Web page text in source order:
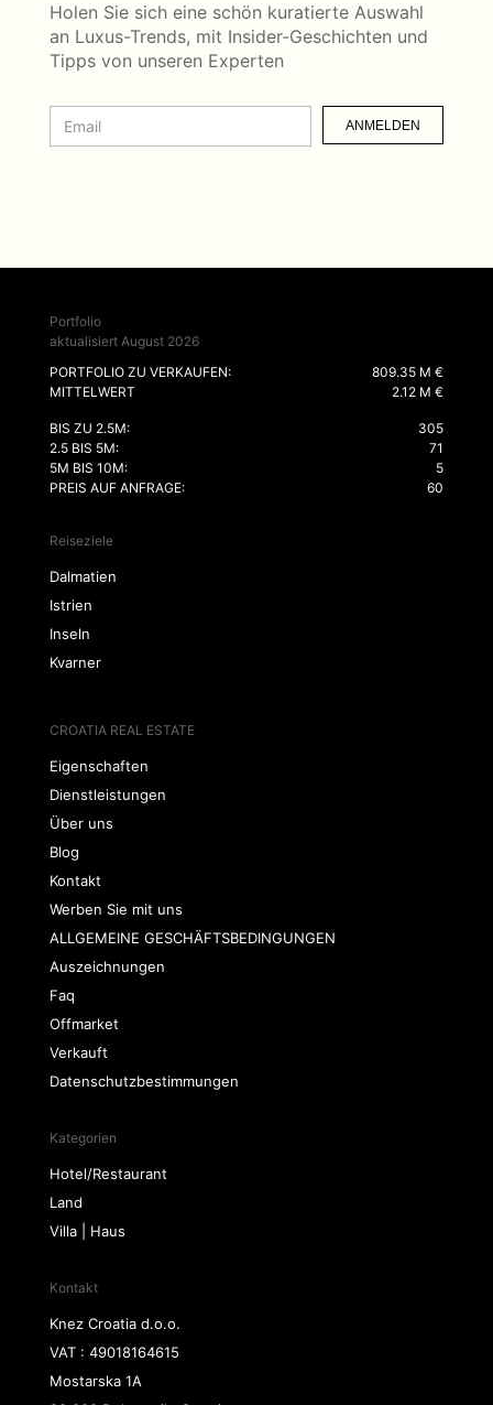
Holen Sie sich eine schön kuratierte Auswahl
an Luxus-Trends, mit Insider-Geschichten und
Tipps von unseren Experten
ANMELDEN
Portfolio
aktualisiert August 2026
PORTFOLIO ZU VERKAUFEN:
809.35 M €
MITTELWERT
2.12 M €
BIS ZU 2.5M:
305
2.5 BIS 5M:
71
5M BIS 10M:
5
PREIS AUF ANFRAGE:
60
Reiseziele
Dalmatien
Istrien
Inseln
Kvarner
CROATIA REAL ESTATE
Eigenschaften
Dienstleistungen
Über uns
Blog
Kontakt
Werben Sie mit uns
ALLGEMEINE GESCHÄFTSBEDINGUNGEN
Auszeichnungen
Faq
Offmarket
Verkauft
Datenschutzbestimmungen
Kategorien
Hotel/Restaurant
Land
Villa | Haus
Kontakt
Knez Croatia d.o.o.
VAT : 49018164615
Mostarska 1A